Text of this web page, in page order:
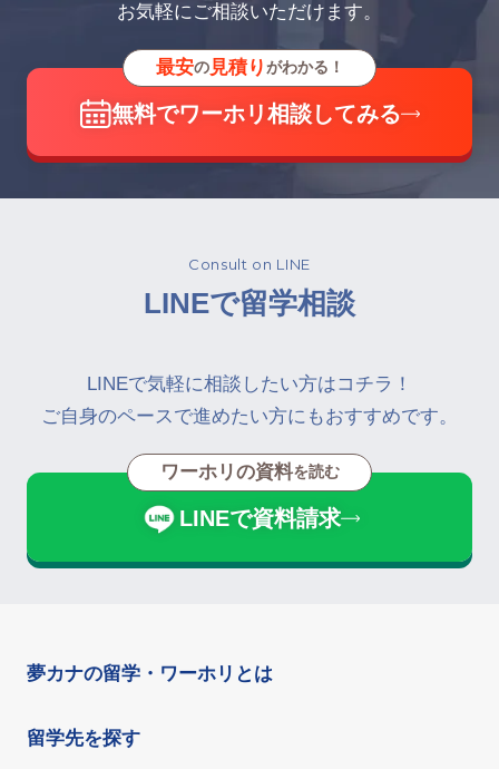
お気軽にご相談いただけます。
最安の見積りがわかる！
無料でワーホリ相談してみる
Consult on LINE
LINEで留学相談
LINEで気軽に相談したい方はコチラ！
ご自身のペースで進めたい方にもおすすめです。
ワーホリの資料を読む
LINEで資料請求
夢カナの留学・ワーホリとは
留学先を探す